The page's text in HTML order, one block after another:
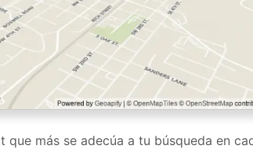
que más se adecúa a tu búsqueda en